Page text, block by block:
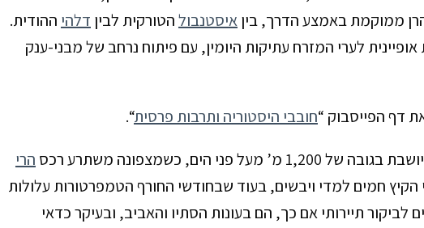
t
ממוקמת באמצע הדרך, ביןאיסטנבולהטורקית לבין דלהי ההודית.
לערי המזרח עתיקות היומין, עם פיתוח נרחב של מבני-ענק
דף הפייסבוק “חובבי היסטוריה ותרבות פרסית“.
כשמצפונה משתרע רכס
הרי
הקיץ חמים למדי ויבשים, בעוד שבחודשי החורף הטמפרטורות עלולות
תיירותי אם כך, הם בעונות הסתיו והאביב, ובעיקר כדאי